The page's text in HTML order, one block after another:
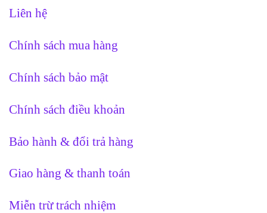
Liên hệ
Chính sách mua hàng
Chính sách bảo mật
Chính sách điều khoản
Bảo hành & đổi trả hàng
Giao hàng & thanh toán
Miễn trừ trách nhiệm